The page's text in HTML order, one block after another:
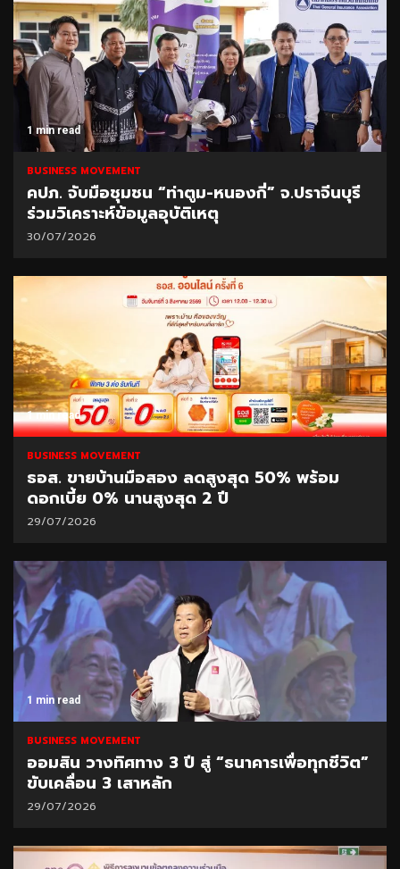
1 min read
BUSINESS MOVEMENT
คปภ. จับมือชุมชน “ท่าตูม-หนองกี่” จ.ปราจีนบุรี
ร่วมวิเคราะห์ข้อมูลอุบัติเหตุ
30/07/2026
1 min read
BUSINESS MOVEMENT
ธอส. ขายบ้านมือสอง ลดสูงสุด 50% พร้อม
ดอกเบี้ย 0% นานสูงสุด 2 ปี
29/07/2026
1 min read
BUSINESS MOVEMENT
ออมสิน วางทิศทาง 3 ปี สู่ “ธนาคารเพื่อทุกชีวิต”
ขับเคลื่อน 3 เสาหลัก
29/07/2026